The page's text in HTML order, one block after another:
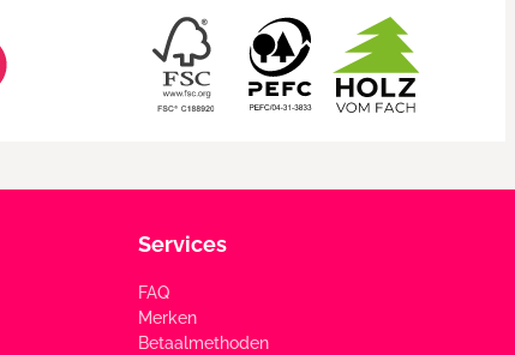
Services
FAQ
Merken
Betaalmethoden